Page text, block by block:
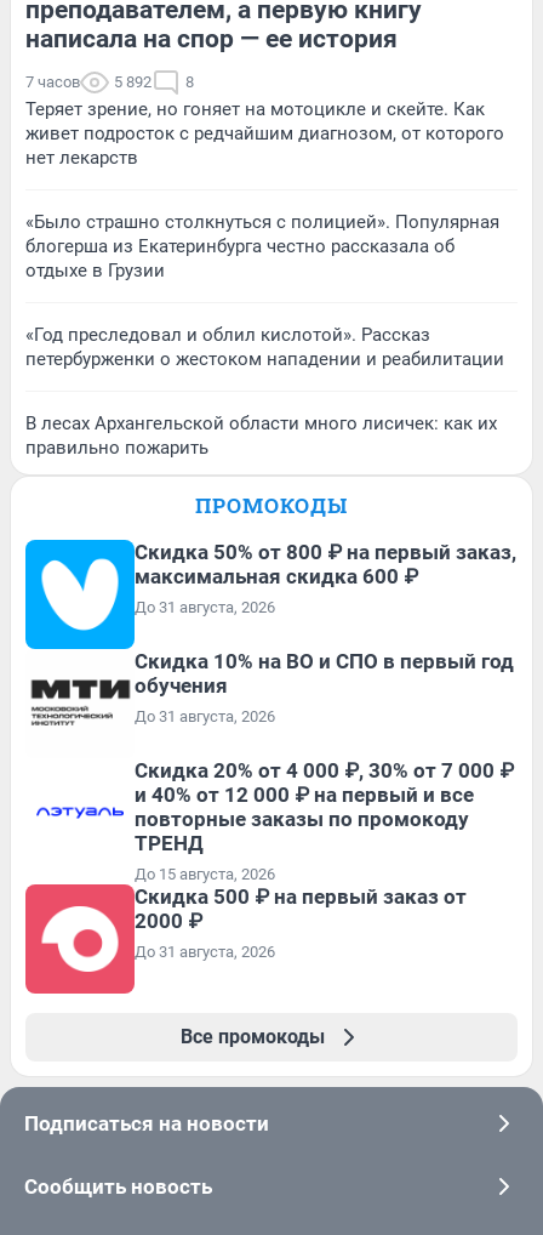
преподавателем, а первую книгу
написала на спор — ее история
7 часов 5 892 8
Теряет зрение, но гоняет на мотоцикле и скейте. Как
живет подросток с редчайшим диагнозом, от которого
нет лекарств
«Было страшно столкнуться с полицией». Популярная
блогерша из Екатеринбурга честно рассказала об
отдыхе в Грузии
«Год преследовал и облил кислотой». Рассказ
петербурженки о жестоком нападении и реабилитации
В лесах Архангельской области много лисичек: как их
правильно пожарить
ПРОМОКОДЫ
Скидка 50% от 800 ₽ на первый заказ,
максимальная скидка 600 ₽
До 31 августа, 2026
Скидка 10% на ВО и СПО в первый год
обучения
До 31 августа, 2026
Скидка 20% от 4 000 ₽, 30% от 7 000 ₽
и 40% от 12 000 ₽ на первый и все
повторные заказы по промокоду
ТРЕНД
До 15 августа, 2026
Скидка 500 ₽ на первый заказ от
2000 ₽
До 31 августа, 2026
Все промокоды
Подписаться на новости
Сообщить новость